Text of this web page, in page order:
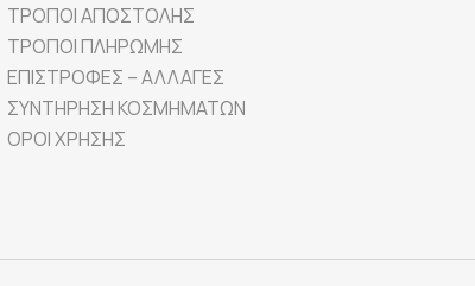
ΤΡΟΠΟΙ ΑΠΟΣΤΟΛΗΣ
ΤΡΟΠΟΙ ΠΛΗΡΩΜΗΣ
ΕΠΙΣΤΡΟΦΕΣ – ΑΛΛΑΓΕΣ
ΣΥΝΤΗΡΗΣΗ ΚΟΣΜΗΜΑΤΩΝ
ΟΡΟΙ ΧΡΗΣΗΣ